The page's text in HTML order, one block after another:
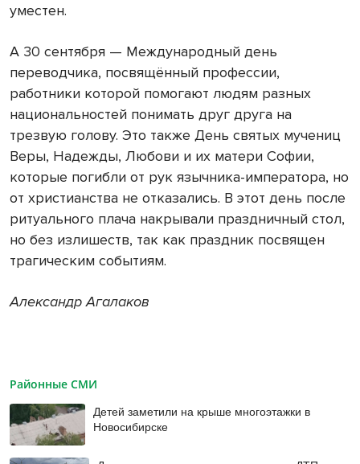
уместен.
А 30 сентября — Международный день
переводчика, посвящённый профессии,
работники которой помогают людям разных
национальностей понимать друг друга на
трезвую голову. Это также День святых мучениц
Веры, Надежды, Любови и их матери Софии,
которые погибли от рук язычника-императора, но
от христианства не отказались. В этот день после
ритуального плача накрывали праздничный стол,
но без излишеств, так как праздник посвящен
трагическим событиям.
Александр Агалаков
Районные СМИ
Детей заметили на крыше многоэтажки в
Новосибирске